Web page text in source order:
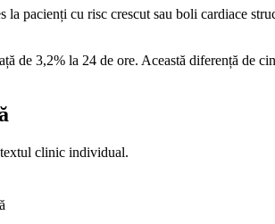
pacienți cu risc crescut sau boli cardiace
de 3,2% la 24 de ore. Această diferență de
clinic individual.